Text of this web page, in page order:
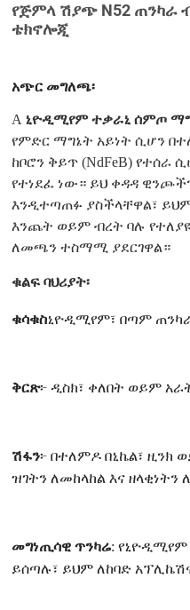
የጅምላ ሽያጭ N52 ጠንካራ
ቴክኖሎጂ
አጭር መግለጫ፡
A ኒዮዲሚየም ተቃራኒ ሰምጦ
የምድር ማግኔት አይነት ሲሆን
ከቦሮን ቅይጥ (NdFeB) የተሰራ
የተነደፈ ነው። ይህ ቀዳዳ
እንዲተጣጠፉ ያስችላቸዋል፣
እንጨት ወይም ብረት ባሉ
ለመጫን ተስማሚ ያደርገዋል።
ቁልፍ ባህሪያት፡
ቁሳቁስኒዮዲሚየም፣ በጣም
ቅርጽ፦ ዲስክ፣ ቀለበት ወይም
ሽፋን፦ በተለምዶ በኒኬል፣ ዚንክ
ዝገትን ለመከላከል እና ዘላቂነትን
መግነጢሳዊ ጥንካሬ:
ይሰጣሉ፣ ይህም ለከባድ